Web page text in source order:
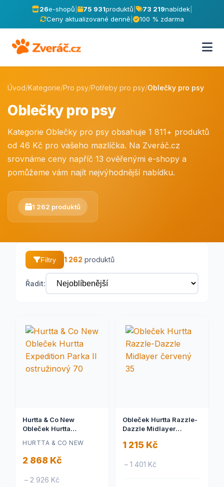
26e-shopů 75 931produktů 73 219nabídek|
Ceny aktualizované denně
100 % zdarma
Úvod/Kategorie/Pro psy/Potřeby pro psy/Oblečky pro psy
Oblečky pro psy
Kategorie Oblečky pro psy obsahuje 1 811+ produktů
od 46 Kč pro vašeho mazlíčka. Na Zveráč.cz
srovnáme ceny napříč 13 ověřenými e-shopy a
pomůžeme vám najít nejvýhodnější nabídku.
1 262 produktů
Filtry 1 262 produktů
Řadit:
Hurtta & Co New
Obleček Hurtta
ostružinový 70
HURTTA & CO NEW
2 868 Kč
– 2 926 Kč
Obleček Hurtta Razzle-
Dazzle Midlayer
1 215 Kč
– 1 401 Kč